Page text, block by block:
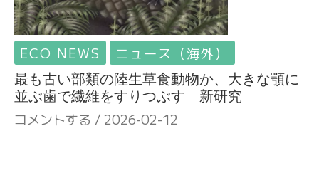
ECO NEWS ニュース（海外）
最も古い部類の陸生草食動物か、大きな顎に
並ぶ歯で繊維をすりつぶす 新研究
コメントする / 2026-02-12